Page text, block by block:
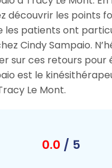
découvrir les points
les patients ont
Cindy Sampaio.
sur ces retours pour
est le
Le Mont.
0.0 / 5